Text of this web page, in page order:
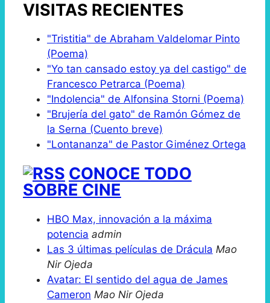
VISITAS RECIENTES
"Tristitia" de Abraham Valdelomar Pinto
(Poema)
"Yo tan cansado estoy ya del castigo" de
Francesco Petrarca (Poema)
"Indolencia" de Alfonsina Storni (Poema)
"Brujería del gato" de Ramón Gómez de
la Serna (Cuento breve)
"Lontananza" de Pastor Giménez Ortega
CONOCE TODO
SOBRE CINE
HBO Max, innovación a la máxima
potencia admin
Las 3 últimas películas de Drácula Mao
Nir Ojeda
Avatar: El sentido del agua de James
Cameron Mao Nir Ojeda